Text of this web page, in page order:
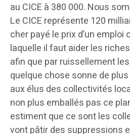
au CICE à 380 000. Nous
Le CICE représente 120
cher payé le prix d’un emploi
laquelle il faut aider les
afin que par ruissellement
quelque chose sonne de
aux élus des collectivités
non plus emballés pas ce
estiment que ce sont les
vont pâtir des suppressions